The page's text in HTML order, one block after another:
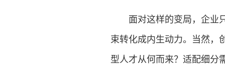
面对这样的变局，企业只
束转化成内生动力。当然，
型人才从何而来？适配细分